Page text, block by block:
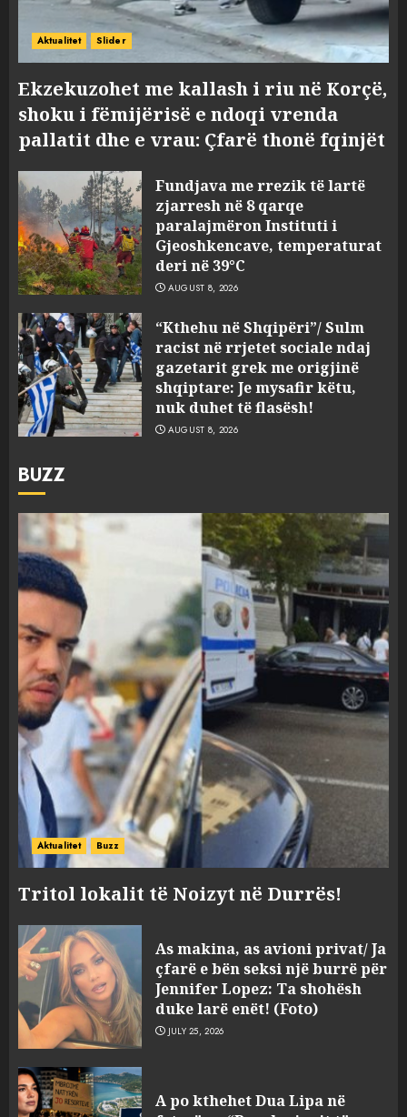
Aktualitet Slider
Ekzekuzohet me kallash i riu në Korçë,
shoku i fëmijërisë e ndoqi vrenda
pallatit dhe e vrau: Çfarë thonë fqinjët
Fundjava me rrezik të lartë
zjarresh në 8 qarqe
paralajmëron Instituti i
Gjeoshkencave, temperaturat
deri në 39°C
AUGUST 8, 2026
“Kthehu në Shqipëri”/ Sulm
racist në rrjetet sociale ndaj
gazetarit grek me origjinë
shqiptare: Je mysafir këtu,
nuk duhet të flasësh!
AUGUST 8, 2026
BUZZ
Aktualitet Buzz
Tritol lokalit të Noizyt në Durrës!
As makina, as avioni privat/ Ja
çfarë e bën seksi një burrë për
Jennifer Lopez: Ta shohësh
duke larë enët! (Foto)
JULY 25, 2026
A po kthehet Dua Lipa në
racist në rrjetet sociale ndaj